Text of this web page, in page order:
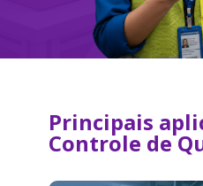
Principais
Controle de